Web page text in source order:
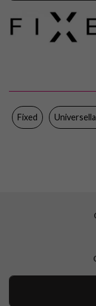
Artikelnummer
Produkttyp
Tillverkarens art nr
EAN
Fixed